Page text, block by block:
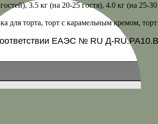
3.5 кг (на 20-25 гостя), 4.0 кг (на 25-
для торта, торт с карамельным кремом,
ЕАЭС № RU Д-